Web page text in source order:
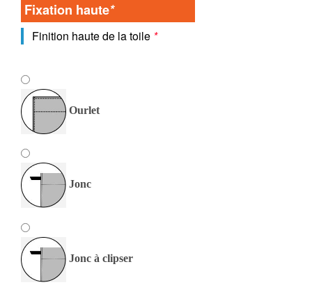
Fixation haute*
Finition haute de la toile *
Ourlet
Jonc
Jonc à clipser